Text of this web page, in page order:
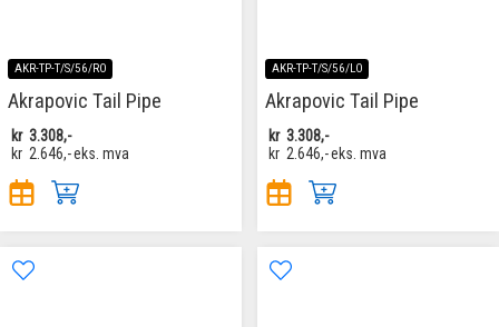
AKR-TP-T/S/56/RO
Akrapovic Tail Pipe
kr 3.308,-
kr 2.646,-eks. mva
AKR-TP-T/S/56/LO
Akrapovic Tail Pipe
kr 3.308,-
kr 2.646,-eks. mva